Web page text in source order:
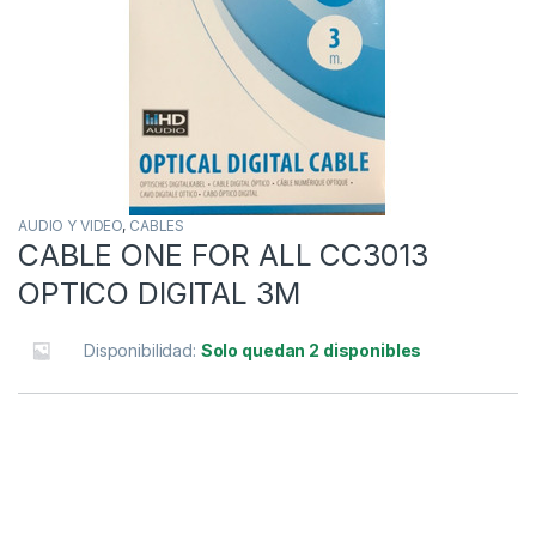
AUDIO Y VIDEO, CABLES
CABLE ONE FOR ALL CC3013
OPTICO DIGITAL 3M
Disponibilidad: Solo quedan 2 disponibles